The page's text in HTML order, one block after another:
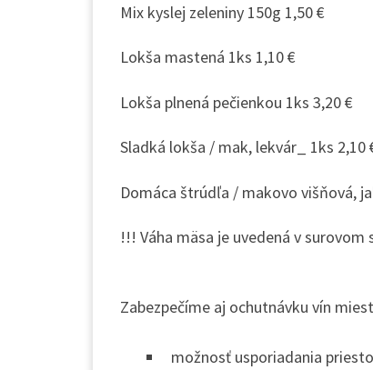
Mix kyslej zeleniny 150g 1,50 €
Lokša mastená 1ks 1,10 €
Lokša plnená pečienkou 1ks 3,20 €
Sladká lokša / mak, lekvár_ 1ks 2,10
Domáca štrúdľa / makovo višňová,
!!! Váha mäsa je uvedená v surovom
Zabezpečíme aj ochutnávku vín
možnosť usporiadania